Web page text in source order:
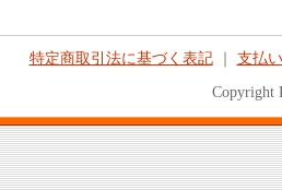
特定商取引法に基づく表記｜ 支払
Copyright